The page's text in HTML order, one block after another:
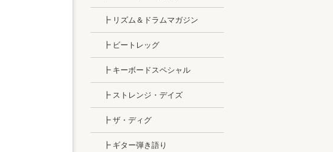
┣ リズム＆ドラムマガジン
┣ ビートレッグ
┣ キーボードスペシャル
┣ ストレンジ・デイズ
┣ ザ・ディグ
┣ ギター弾き語り